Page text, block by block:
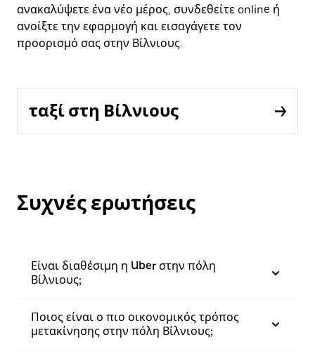
ανακαλύψετε ένα νέο μέρος, συνδεθείτε online ή
ανοίξτε την εφαρμογή και εισαγάγετε τον
προορισμό σας στην Βίλνιους.
ταξί στη Βίλνιους
Συχνές ερωτήσεις
Είναι διαθέσιμη η Uber στην πόλη
Βίλνιους;
Ποιος είναι ο πιο οικονομικός τρόπος
μετακίνησης στην πόλη Βίλνιους;